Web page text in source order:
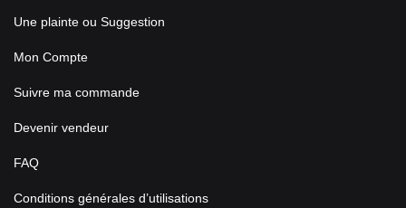
Une plainte ou Suggestion
Mon Compte
Suivre ma commande
Devenir vendeur
FAQ
Conditions générales d’utilisations